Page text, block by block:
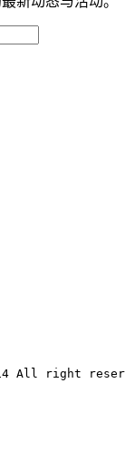
All right